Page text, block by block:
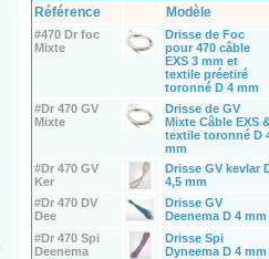
Référence Modèle
#470 Dr foc
Mixte
Drisse de Foc
pour 470 câble
EXS 3 mm et
textile préetiré
toronné D 4 mm
#Dr 470 GV
Mixte
Drisse de GV
Mixte Câble EXS
textile toronné D
mm
#Dr 470 GV
Ker
Drisse GV kevlar
4,5 mm
#Dr 470 DV
Dee
Drisse GV
Deenema D 4 mm
#Dr 470 Spi
Deenema
Drisse Spi
Dyneema D 4 mm